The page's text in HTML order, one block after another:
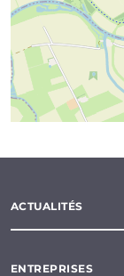
ACTUALITÉS
ENTREPRISES